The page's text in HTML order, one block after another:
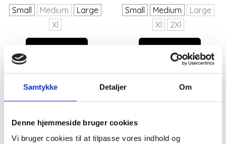
Samtykke Detaljer Om
Denne hjemmeside bruger cookies
Vi bruger cookies til at tilpasse vores indhold og
Small
Medium
Large
Xl
Se produktet
Small
Medium
Large
Xl
2Xl
Se produktet
-50%